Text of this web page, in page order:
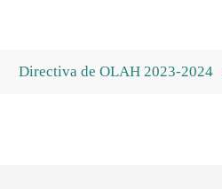
Directiva de OLAH 2023-2024